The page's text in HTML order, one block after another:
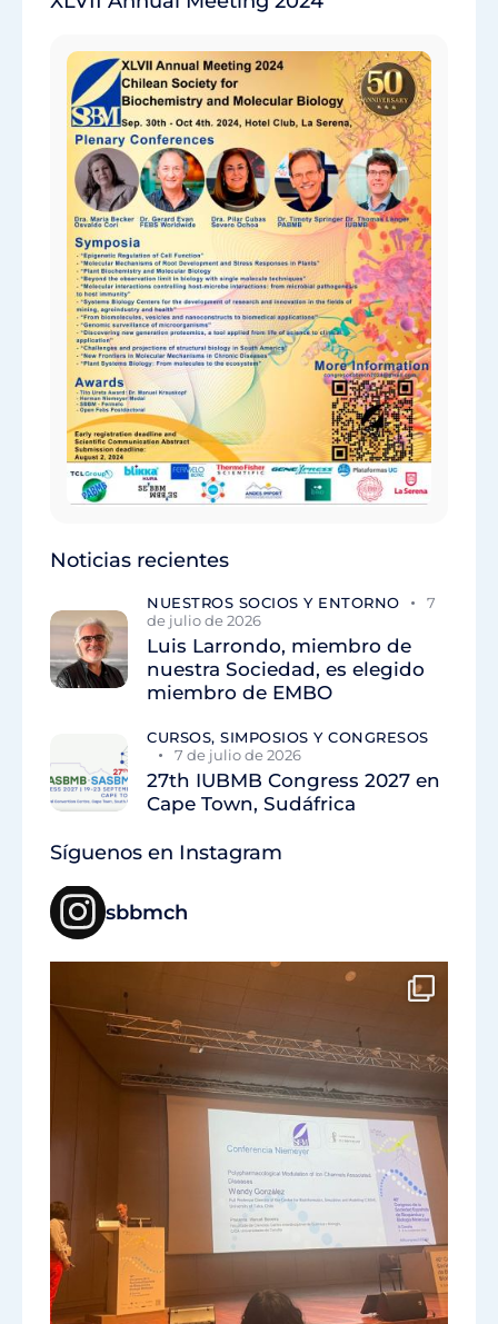
Noticias recientes
NUESTROS SOCIOS Y ENTORNO
7
de julio de 2026
Luis Larrondo, miembro de
nuestra Sociedad, es elegido
miembro de EMBO
CURSOS, SIMPOSIOS Y CONGRESOS
7 de julio de 2026
27th IUBMB Congress 2027 en
Cape Town, Sudáfrica
Síguenos en Instagram
sbbmch